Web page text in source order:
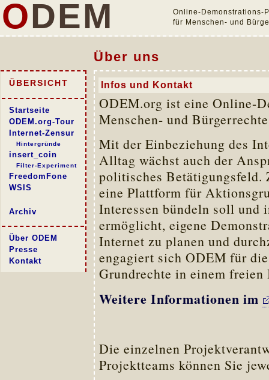
ODEM
Online-Demonstrations-
für Menschen- und
ÜBERSICHT
Startseite
ODEM.org-Tour
Internet-Zensur
Hintergründe
insert_coin
Filter-Experiment
FreedomFone
WSIS
Archiv
Über ODEM
Presse
Kontakt
Über uns
Infos und Kontakt
ODEM.org ist eine Online-
Menschen- und
Mit der Einbeziehung des
Alltag wächst auch der
politisches Betätigungsfeld.
eine Plattform für
Interessen bündeln soll und
ermöglicht, eigene
Internet zu planen und
engagiert sich ODEM für
Grundrechte in einem freien
Weitere Informationen im
Die einzelnen
Projektteams können Sie